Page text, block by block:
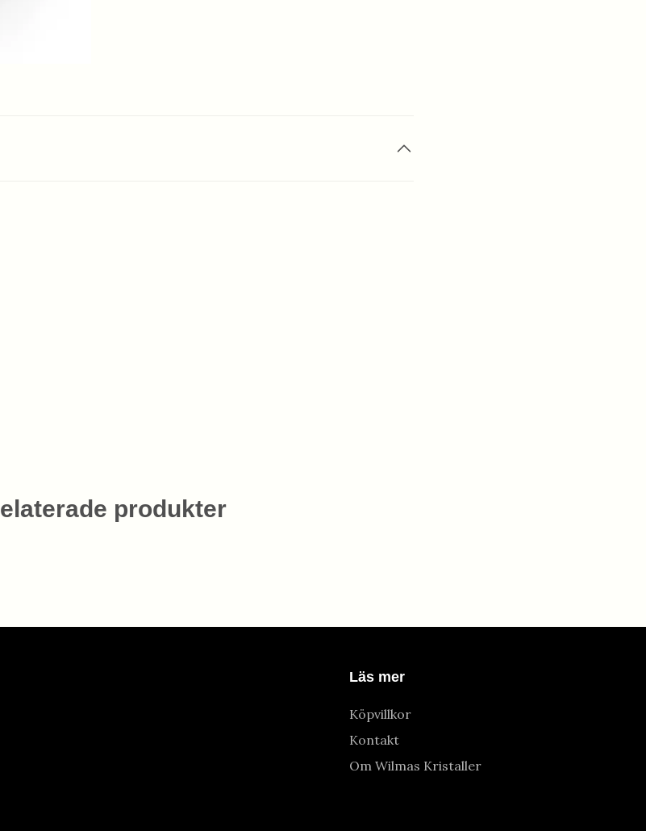
produkter
Läs mer
Köpvillkor
Kontakt
Om Wilmas Kristaller